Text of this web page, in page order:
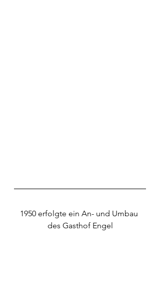
1950 erfolgte ein An- und Umbau
des Gasthof Engel